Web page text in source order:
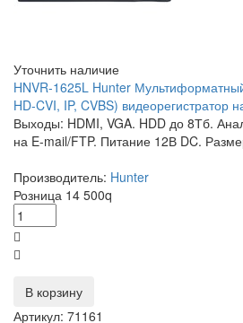
Уточнить наличие
HNVR-1625L Hunter
HD-CVI, IP, CVBS) видеорегистратор
Выходы: HDMI, VGA. HDD до 8Тб.
на E-mail/FTP. Питание 12В DC.
Производитель: Hunter
Розница 14 500q
В корзину
Артикул: 71161